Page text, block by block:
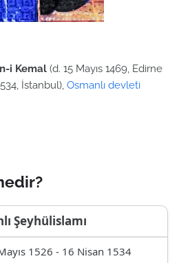
i Kemal (d. 15 Mayıs 1469, Edirne
İstanbul), Osmanlı devleti
Şeyhülislamı
1526 - 16 Nisan 1534